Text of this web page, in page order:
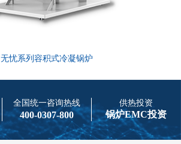
无忧系列容积式冷凝锅炉
全国统一咨询热线
400-0307-800
供热投资
锅炉EMC投资